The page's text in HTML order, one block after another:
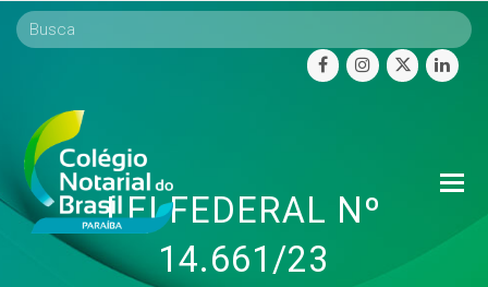
facebookinstagram
twitter
LEI FEDERAL Nº
14.661/23